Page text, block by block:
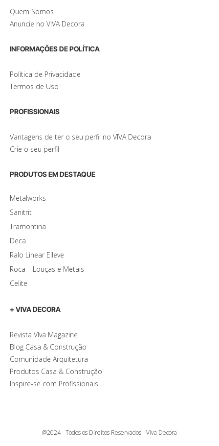
Quem Somos
Anuncie no VIVA Decora
INFORMAÇÕES DE POLÍTICA
Política de Privacidade
Termos de Uso
PROFISSIONAIS
Vantagens de ter o seu perfil no VIVA Decora
Crie o seu perfil
PRODUTOS EM DESTAQUE
Metalworks
Sanitrit
Tramontina
Deca
Ralo Linear Elleve
Roca – Louças e Metais
Celite
+ VIVA DECORA
Revista VIva Magazine
Blog Casa & Construção
Comunidade Arquitetura
Produtos Casa & Construção
Inspire-se com Profissionais
@2024 - Todos os Direitos Reservados - Viva Decora